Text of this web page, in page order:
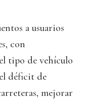
a usuarios
con
tipo de vehículo
déficit de
mejorar